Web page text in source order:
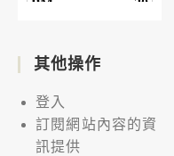
其他操作
登入
訂閱網站內容的資
訊提供